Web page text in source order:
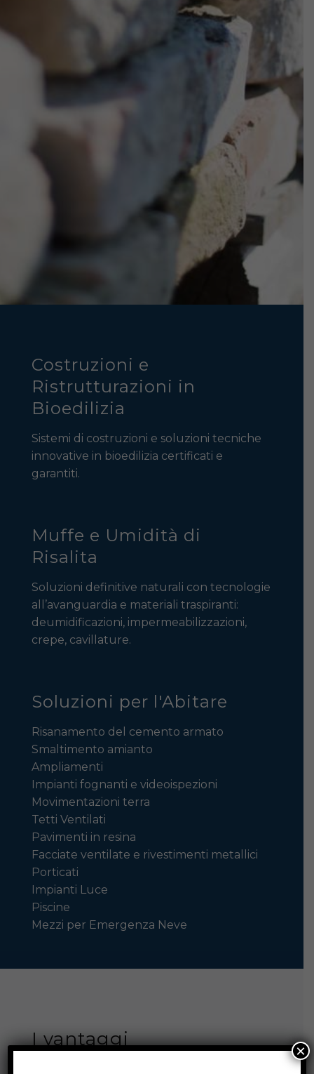
Costruzioni e
Ristrutturazioni in
Bioedilizia
Sistemi di costruzioni e soluzioni tecniche
innovative in bioedilizia certificati e
garantiti.
Muffe e Umidità di
Risalita
Soluzioni definitive naturali con tecnologie
all’avanguardia e materiali traspiranti:
deumidificazioni, impermeabilizzazioni,
crepe, cavillature.
Soluzioni per l'Abitare
Risanamento del cemento armato
Smaltimento amianto
Ampliamenti
Impianti fognanti e videoispezioni
Movimentazioni terra
Tetti Ventilati
Pavimenti in resina
Facciate ventilate e rivestimenti metallici
Porticati
Impianti Luce
Piscine
Mezzi per Emergenza Neve
I vantaggi
×